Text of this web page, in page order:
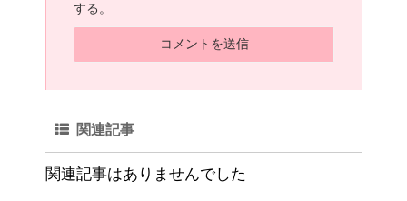
する。
関連記事
関連記事はありませんでした